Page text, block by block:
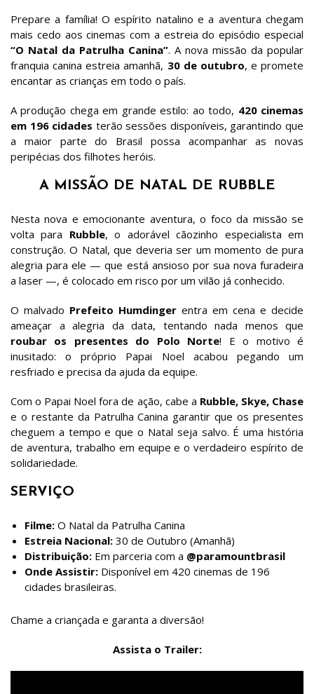
Prepare a família! O espírito natalino e a aventura chegam
mais cedo aos cinemas com a estreia do episódio especial
“O Natal da Patrulha Canina”. A nova missão da popular
franquia canina estreia amanhã, 30 de outubro, e promete
encantar as crianças em todo o país.
A produção chega em grande estilo: ao todo, 420 cinemas
em 196 cidades terão sessões disponíveis, garantindo que
a maior parte do Brasil possa acompanhar as novas
peripécias dos filhotes heróis.
A MISSÃO DE NATAL DE RUBBLE
Nesta nova e emocionante aventura, o foco da missão se
volta para Rubble, o adorável cãozinho especialista em
construção. O Natal, que deveria ser um momento de pura
alegria para ele — que está ansioso por sua nova furadeira
a laser —, é colocado em risco por um vilão já conhecido.
O malvado Prefeito Humdinger entra em cena e decide
ameaçar a alegria da data, tentando nada menos que
roubar os presentes do Polo Norte! E o motivo é
inusitado: o próprio Papai Noel acabou pegando um
resfriado e precisa da ajuda da equipe.
Com o Papai Noel fora de ação, cabe a Rubble, Skye, Chase
e o restante da Patrulha Canina garantir que os presentes
cheguem a tempo e que o Natal seja salvo. É uma história
de aventura, trabalho em equipe e o verdadeiro espírito de
solidariedade.
SERVIÇO
Filme: O Natal da Patrulha Canina
Estreia Nacional: 30 de Outubro (Amanhã)
Distribuição: Em parceria com a @paramountbrasil
Onde Assistir: Disponível em 420 cinemas de 196
cidades brasileiras.
Chame a criançada e garanta a diversão!
Assista o Trailer: